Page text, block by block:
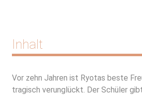
Inhalt
Vor zehn Jahren ist Ryotas beste
tragisch verunglückt. Der Schüler